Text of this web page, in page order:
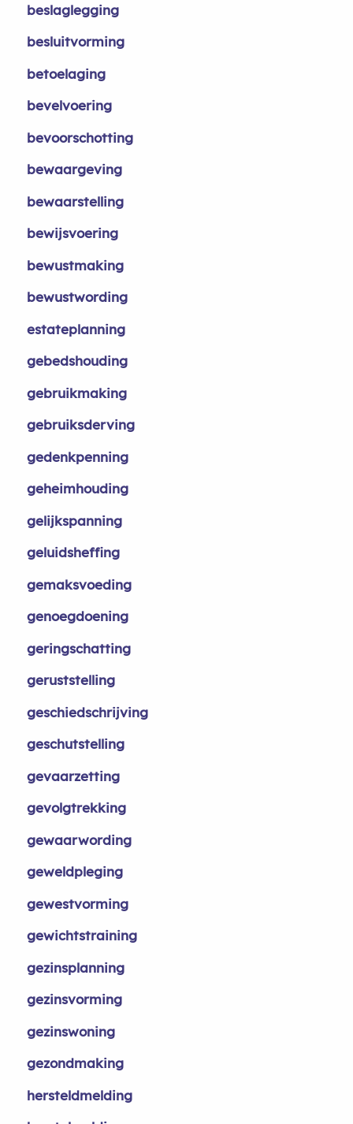
beslaglegging
besluitvorming
betoelaging
bevelvoering
bevoorschotting
bewaargeving
bewaarstelling
bewijsvoering
bewustmaking
bewustwording
estateplanning
gebedshouding
gebruikmaking
gebruiksderving
gedenkpenning
geheimhouding
gelijkspanning
geluidsheffing
gemaksvoeding
genoegdoening
geringschatting
geruststelling
geschiedschrijving
geschutstelling
gevaarzetting
gevolgtrekking
gewaarwording
geweldpleging
gewestvorming
gewichtstraining
gezinsplanning
gezinsvorming
gezinswoning
gezondmaking
hersteldmelding